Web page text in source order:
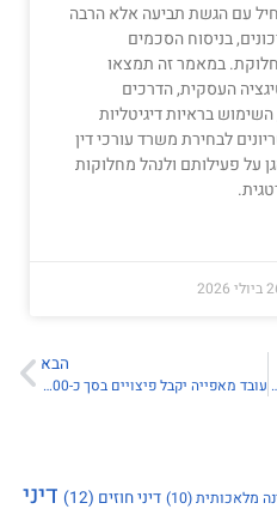
עם הגשת תביעה אלא הרבה
בניסוח הסכמים
במאמר זה תמצאו
העסקית, הדרכים
בראיות דיגיטליות
לבחירת משרד עורכי דין
על פעילותם ולנהל מחלוקות
טופס 4 שלא כדין
הבא
עובד מאפייה יקבל פיצויים בסך כ-75,000 שקל
מלאכותית(10) דיני חוזים (12)
דיני